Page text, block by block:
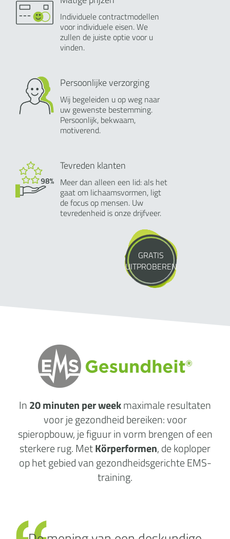
Individuele contractmodellen
voor individuele eisen. We
zullen de juiste optie voor u
vinden.
Persoonlijke verzorging
Wij begeleiden u op weg naar
uw gewenste bestemming.
Persoonlijk, bekwaam,
motiverend.
Tevreden klanten
Meer dan alleen een lid: als het
gaat om lichaamsvormen, ligt
de focus op mensen. Uw
tevredenheid is onze drijfveer.
GRATIS
UITPROBEREN
In20 minuten per weekmaximaleresultaten
voor je gezondheidbereiken: voor
spieropbouw, je figuur in vorm brengen of een
sterkere rug. MetKörperformen, de koploper
op het gebied van gezondheidsgerichte EMS-
training.